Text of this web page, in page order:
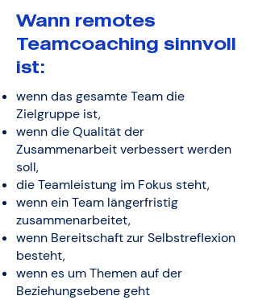
Wann remotes
Teamcoaching sinnvoll
ist:
wenn das gesamte Team die
Zielgruppe ist,
wenn die Qualität der
Zusammenarbeit verbessert werden
soll,
die Teamleistung im Fokus steht,
wenn ein Team längerfristig
zusammenarbeitet,
wenn Bereitschaft zur Selbstreflexion
besteht,
wenn es um Themen auf der
Beziehungsebene geht